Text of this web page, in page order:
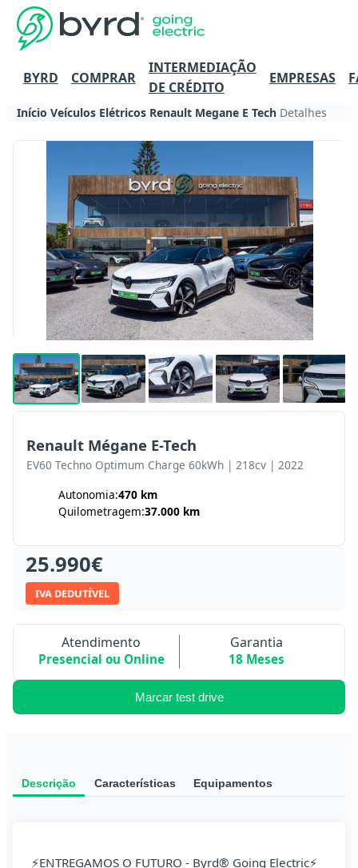
BYRD COMPRAR
INTERMEDIAÇÃO
DE CRÉDITO
EMPRESAS
Início Veículos Elétricos Renault Megane E Tech Detalhes
Renault Mégane E-Tech
EV60 Techno Optimum Charge 60kWh | 218cv | 2022
Autonomia:470 km
Quilometragem:37.000 km
25.990€
IVA DEDUTÍVEL
Atendimento
Presencial ou Online
Garantia
18 Meses
Marcar test drive
Descrição Características Equipamentos
⚡ENTREGAMOS O FUTURO - Byrd® Going Electric⚡